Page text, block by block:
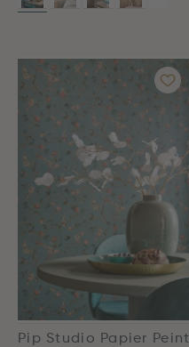
Pip Studio Papier Peint